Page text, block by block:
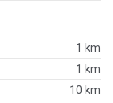
1 km
1 km
10 km